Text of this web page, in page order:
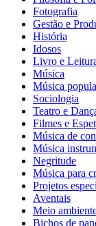
Fotografia
Gestão e
História
Idosos
Livro e
Música
Música
Sociologia
Teatro e
Filmes e
Música de
Música
Negritude
Música para
Projetos
Aventais
Meio
Bichos de